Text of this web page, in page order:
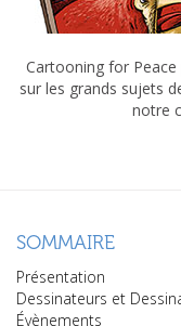
Cartooning for
sur les grands sujets
notre
SOMMAIRE
Présentation
Dessinateurs et
Évènements